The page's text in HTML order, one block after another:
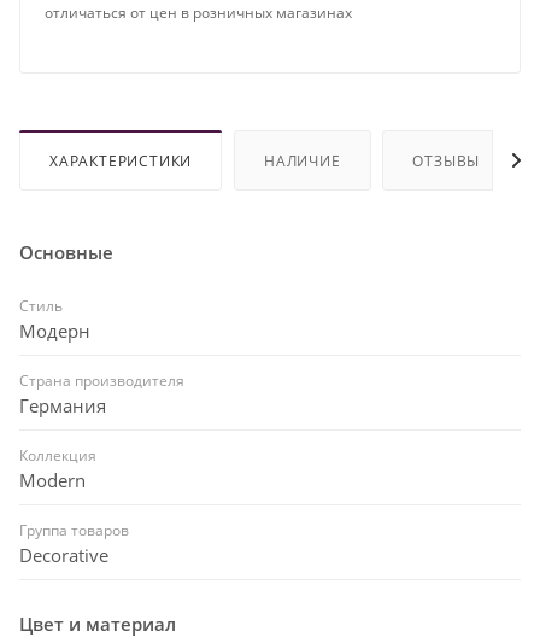
отличаться от цен в розничных магазинах
ХАРАКТЕРИСТИКИ НАЛИЧИЕ ОТЗЫВЫ
Основные
Стиль
Модерн
Страна производителя
Германия
Коллекция
Modern
Группа товаров
Decorative
Цвет и материал